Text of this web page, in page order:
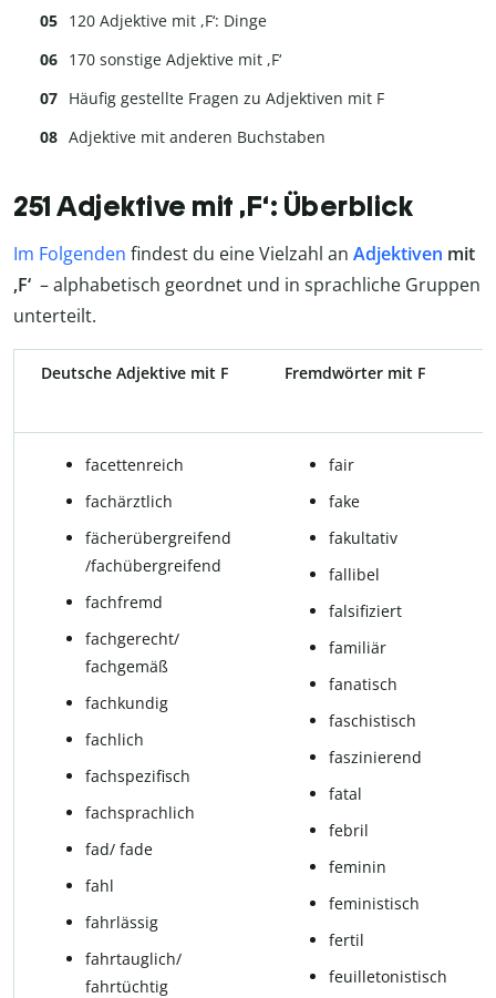
120 Adjektive mit ,F‘: Dinge
170 sonstige Adjektive mit ,F‘
Häufig gestellte Fragen zu Adjektiven mit F
Adjektive mit anderen Buchstaben
251 Adjektive mit ,F‘: Überblick
Im Folgenden findest du eine Vielzahl an Adjektiven mit
,F‘ – alphabetisch geordnet und in sprachliche Gruppen
unterteilt.
Deutsche Adjektive mit F Fremdwörter mit F
fa­cet­ten­reich
fach­ärzt­lich
fächerübergreifend
/fachübergreifend
fachfremd
fach­ge­recht/
fachgemäß
fach­kun­dig
fach­lich
fachspezifisch
fach­sprach­lich
fad/ fade
fahl
fahrlässig
fahrtauglich/
fahrtüchtig
fair
fake
fa­kul­ta­tiv
fallibel
falsifiziert
fa­mi­li­är
fa­na­tisch
fa­schis­tisch
fas­zi­nie­rend
fa­tal
fe­b­ril
fe­mi­nin
fe­mi­nis­tisch
fer­til
feuil­le­to­nis­tisch